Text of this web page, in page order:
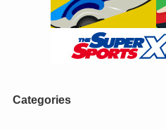
Categories